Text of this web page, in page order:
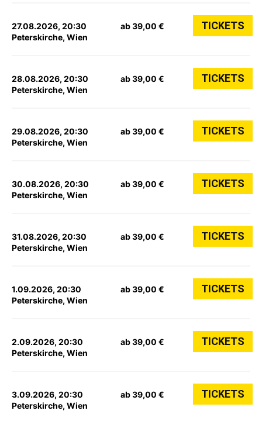
27.08.2026, 20:30
Peterskirche, Wien
ab 39,00 € TICKETS
28.08.2026, 20:30
Peterskirche, Wien
ab 39,00 € TICKETS
29.08.2026, 20:30
Peterskirche, Wien
ab 39,00 € TICKETS
30.08.2026, 20:30
Peterskirche, Wien
ab 39,00 € TICKETS
31.08.2026, 20:30
Peterskirche, Wien
ab 39,00 € TICKETS
1.09.2026, 20:30
Peterskirche, Wien
ab 39,00 € TICKETS
2.09.2026, 20:30
Peterskirche, Wien
ab 39,00 € TICKETS
3.09.2026, 20:30
Peterskirche, Wien
ab 39,00 € TICKETS